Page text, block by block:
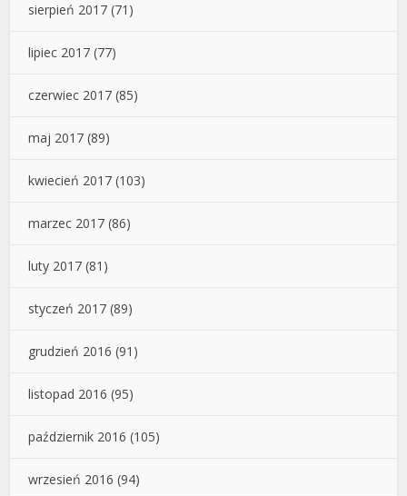
sierpień 2017 (71)
lipiec 2017 (77)
czerwiec 2017 (85)
maj 2017 (89)
kwiecień 2017 (103)
marzec 2017 (86)
luty 2017 (81)
styczeń 2017 (89)
grudzień 2016 (91)
listopad 2016 (95)
październik 2016 (105)
wrzesień 2016 (94)